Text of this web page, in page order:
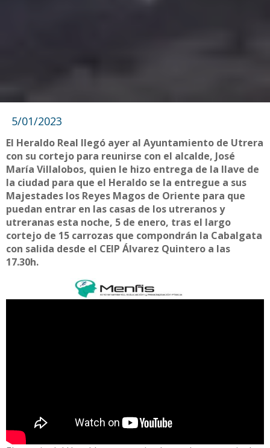
5/01/2023
El Heraldo Real llegó ayer al Ayuntamiento de Utrera
con su cortejo para reunirse con el alcalde, José
María Villalobos, quien le hizo entrega de la llave de
la ciudad para que el Heraldo se la entregue a sus
Majestades los Reyes Magos de Oriente para que
puedan entrar en las casas de los utreranos y
utreranas esta noche, 5 de enero, tras el largo
cortejo de 15 carrozas que compondrán la Cabalgata
con salida desde el CEIP Álvarez Quintero a las
17.30h.